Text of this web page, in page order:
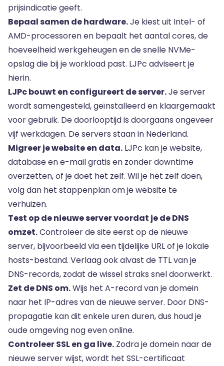
prijsindicatie geeft.
Bepaal samen de hardware.Je kiest uit Intel- of
AMD-processoren en bepaalt het aantal cores, de
hoeveelheid werkgeheugen en de snelle NVMe-
opslag die bij je workload past. LJPc adviseert je
hierin.
LJPc bouwt en configureert de server.Je server
wordt samengesteld, geïnstalleerd en klaargemaakt
voor gebruik. De doorlooptijd is doorgaans ongeveer
vijf werkdagen. De servers staan in Nederland.
Migreer je website en data. LJPc kan je website,
database en e-mail gratis en zonder downtime
overzetten, of je doet het zelf. Wil je het zelf doen,
volg dan het stappenplan om jewebsite te
verhuizen.
Test op de nieuwe server voordat je de DNS
omzet.Controleer de site eerst op de nieuwe
server, bijvoorbeeld via een tijdelijke URL of je lokale
hosts-bestand. Verlaag ook alvast de TTL van je
DNS-records, zodat de wissel straks snel doorwerkt.
Zet de DNS om.Wijs het A-recordvan je domein
naar het IP-adres van de nieuwe server. Door DNS-
propagatie kan dit enkele uren duren, dus houd je
oude omgeving nog even online.
Controleer SSL en ga live. Zodra je domein naar de
nieuwe server wijst, wordt het SSL-certificaat